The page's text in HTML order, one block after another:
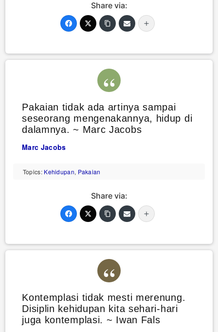
Share via:
Pakaian tidak ada artinya sampai
seseorang mengenakannya, hidup di
dalamnya. ~ Marc Jacobs
Marc Jacobs
Topics: Kehidupan, Pakaian
Share via:
Kontemplasi tidak mesti merenung.
Disiplin kehidupan kita sehari-hari
juga kontemplasi. ~ Iwan Fals